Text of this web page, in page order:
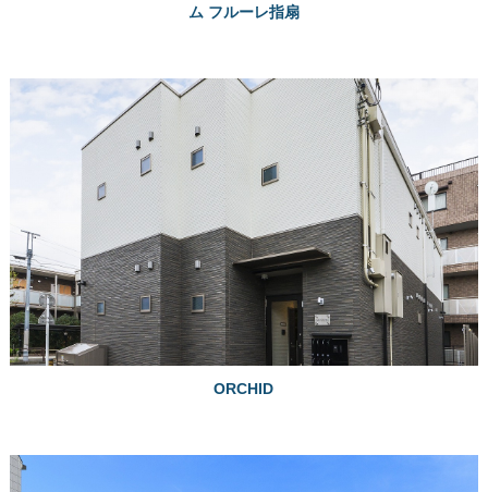
ム フルーレ指扇
ORCHID